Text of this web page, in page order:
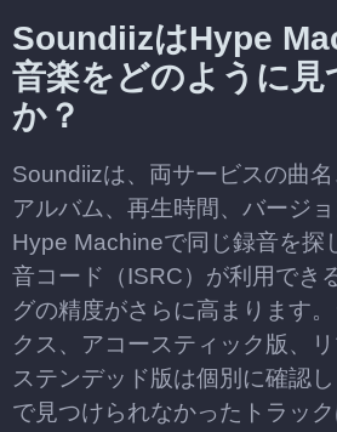
SoundiizはHype
音楽をどのように見
か？
Soundiizは、両サービスの曲名
アルバム、再生時間、バージョ
Hype Machineで同じ録音を探
音コード（ISRC）が利用でき
グの精度がさらに高まります
クス、アコースティック版、
ステンデッド版は個別に確認
で見つけられなかったトラッ